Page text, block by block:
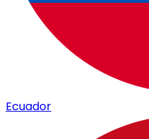
Ecuador